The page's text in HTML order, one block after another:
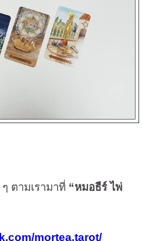
ตามเรามาที่ “หมอธีร์ ไพ่
mortea.tarot/